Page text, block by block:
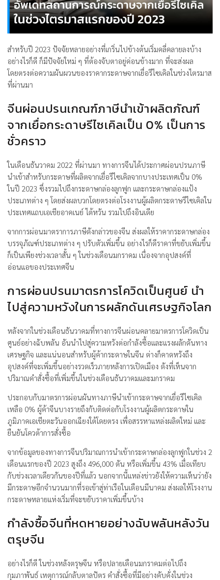
สำหรับปี 2023 ปัจจัยหลายอย่างที่เกริ่นไปข้างต้นเริ่มคลี่คลายลงบ้าง
อย่างไรก็ดี ก็มีปัจจัยใหม่ ๆ ที่ต้องจับตาอยู่ค่อนข้างมาก ที่จะส่งผล
โดยตรงต่อความผันผวนของราคากระดาษจากเยื่อรีไซเคิลในช่วงไตรมาส
ที่ผ่านมา
จีนผ่อนปรนเกณฑ์ภาษีนำเข้าผลิตภัณฑ์
จากเยื่อกระดาษรีไซเคิลเป็น 0% เป็นการ
ชั่วคราว
ในเดือนธันวาคม 2022 ที่ผ่านมา ทางการจีนได้ประกาศผ่อนปรนภาษี
นำเข้าสำหรับกระดาษที่ผลิตจากเยื่อรีไซเคิลจากบางประเทศเป็น 0%
ในปี 2023 ซึ่งรวมไปถึงกระดาษกล่องลูกฟูก และกระดาษกล่องแป้ง
ประเภทต่าง ๆ โดยส่งผลบวกโดยตรงต่อโรงงานผู้ผลิตกระดาษรีไซเคิลใน
ประเทศแถบเอเชียอาคเนย์ ไต้หวัน รวมไปถึงอินเดีย
จากการผ่อนมาตราการภาษีดังกล่าวของจีน ส่งผลให้ราคากระดาษกล่อง
บรรจุภัณฑ์ประเภทต่าง ๆ ปรับตัวเพิ่มขึ้น อย่างไรก็ดีราคาที่ขยับเพิ่มขึ้น
ก็เป็นเพียงช่วงเวลาสั้น ๆ ในช่วงเดือนมกราคม เนื่องจากอุปสงค์ที่
อ่อนแอของประเทศจีน
การผ่อนปรนมาตรการโควิดเป็นศูนย์ นำ
ไปสู่ความหวังในการผลักดันเศรษฐกิจโลก
หลังจากในช่วงเดือนธันวาคมที่ทางการจีนผ่อนคลายมาตรการโควิดเป็น
ศูนย์อย่างฉับพลัน อันนำไปสู่ความหวังต่อกำลังซื้อและแรงผลักดันทาง
เศรษฐกิจ และแน่นอนสำหรับผู้ค้ากระดาษในจีน ต่างก็คาดหวังถึง
อุปสงค์ที่จะเพิ่มขึ้นอย่างรวดเร็วภายหลังการเปิดเมือง ดังที่เห็นจาก
ปริมาณคำสั่งซื้อที่เพิ่มขึ้นในช่วงเดือนธันวาคมและมกราคม
ประกอบกับมาตรการผ่อนผันทางภาษีนำเข้ากระดาษจากเยื่อรีไซเคิล
เหลือ 0% ผู้ค้าจีนบางรายถึงกับติดต่อกับโรงงานผู้ผลิตกระดาษใน
ภูมิภาคเอเชียตะวันออกเฉียงใต้โดยตรง เพื่อสรรหาแหล่งผลิตใหม่ และ
ยืนยันโควต้าการสั่งซื้อ
จากข้อมูลของทางการจีนปริมาณการนำเข้ากระดาษกล่องลูกฟูกในช่วง 2
เดือนแรกของปี 2023 สูงถึง 496,000 ตัน หรือเพิ่มขึ้น 43% เมื่อเทียบ
กับช่วงเวลาเดียวกันของปีที่แล้ว นอกจากนี้แหล่งข่าวยังให้ความเห็นว่ายัง
มีกระดาษอีกจำนวนมากที่รอเข้าสู่ท่าเรือในเดือนมีนาคม ส่งผลให้โรงงาน
กระดาษหลายแห่งเริ่มที่จะขยับราคาเพิ่มขึ้นบ้าง
กำลังซื้อจีนที่หดหายอย่างฉับพลันหลังวัน
ตรุษจีน
อย่างไรก็ดี ในช่วงหลังตรุษจีน หรือปลายเดือนมกราคมต่อไปถึง
กุมภาพันธ์ เหตุการณ์กลับตาลปัตร คำสั่งซื้อที่มีอย่างคับคั่งในช่วง